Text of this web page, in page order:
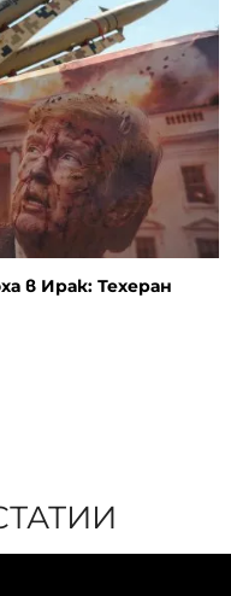
в Ирак: Техеран